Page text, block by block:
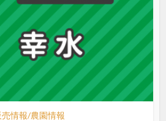
売情報/農園情報